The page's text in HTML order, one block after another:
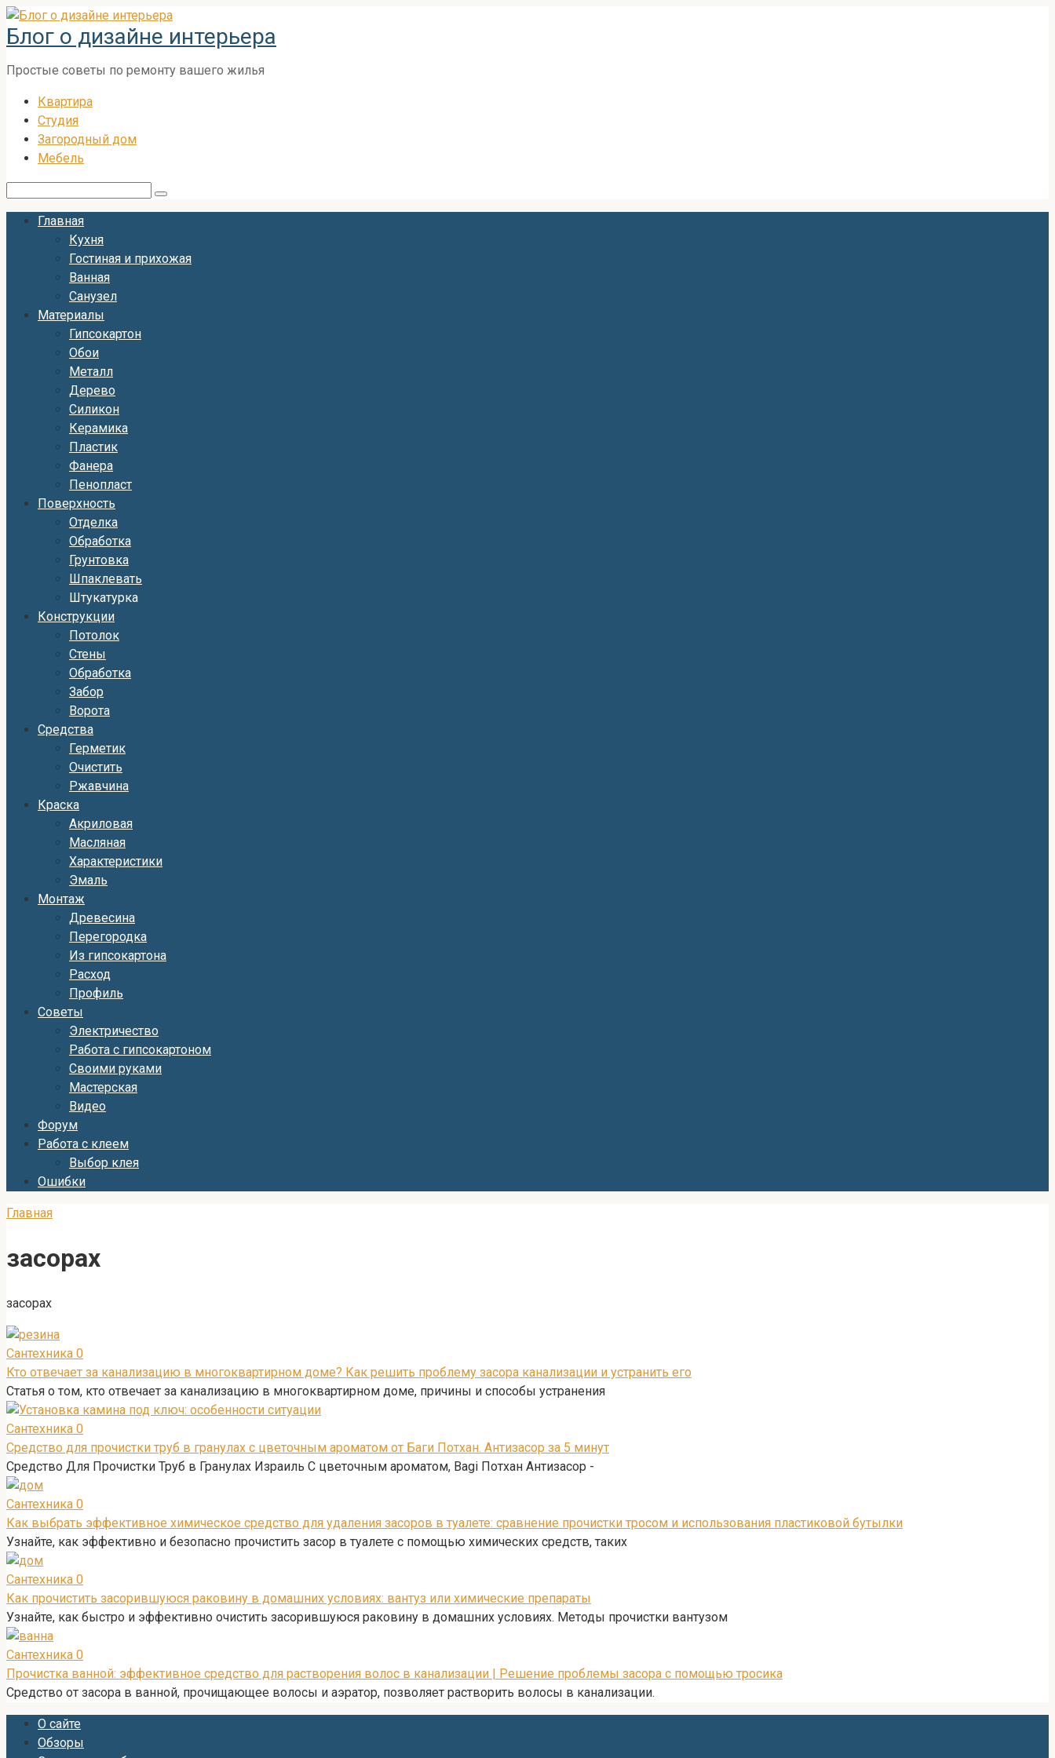
Перейти
к
контенту
Блог о дизайне интерьера
Простые советы по ремонту вашего жилья
Квартира
Студия
Загородный дом
Мебель
Главная
Кухня
Гостиная и прихожая
Ванная
Санузел
Материалы
Гипсокартон
Обои
Металл
Дерево
Силикон
Керамика
Пластик
Фанера
Пенопласт
Поверхность
Отделка
Обработка
Грунтовка
Шпаклевать
Штукатурка
Конструкции
Потолок
Стены
Обработка
Забор
Ворота
Средства
Герметик
Очистить
Ржавчина
Краска
Акриловая
Масляная
Характеристики
Эмаль
Монтаж
Древесина
Перегородка
Из гипсокартона
Расход
Профиль
Советы
Электричество
Работа с гипсокартоном
Своими руками
Мастерская
Видео
Форум
Работа с клеем
Выбор клея
Ошибки
Главная
засорах
засорах
Сантехника 0
Кто отвечает за канализацию в многоквартирном доме? Как решить проблему засора канализации и устранить его
Статья о том, кто отвечает за канализацию в многоквартирном доме, причины и способы устранения
Сантехника 0
Средство для прочистки труб в гранулах с цветочным ароматом от Баги Потхан. Антизасор за 5 минут
Средство Для Прочистки Труб в Гранулах Израиль С цветочным ароматом, Bagi Потхан Антизасор -
Сантехника 0
Как выбрать эффективное химическое средство для удаления засоров в туалете: сравнение прочистки тросом и использования пластиковой бутылки
Узнайте, как эффективно и безопасно прочистить засор в туалете с помощью химических средств, таких
Сантехника 0
Как прочистить засорившуюся раковину в домашних условиях: вантуз или химические препараты
Узнайте, как быстро и эффективно очистить засорившуюся раковину в домашних условиях. Методы прочистки вантузом
Сантехника 0
Прочистка ванной: эффективное средство для растворения волос в канализации | Решение проблемы засора с помощью тросика
Средство от засора в ванной, прочищающее волосы и аэратор, позволяет растворить волосы в канализации.
О сайте
Обзоры